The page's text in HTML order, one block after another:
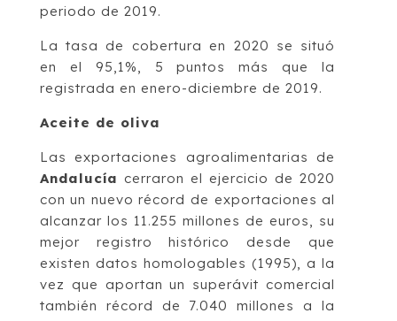
periodo de 2019.
La tasa de cobertura en 2020 se situó
en el 95,1%, 5 puntos más que la
registrada en enero-diciembre de 2019.
Aceite de oliva
Las exportaciones agroalimentarias de
Andalucía cerraron el ejercicio de 2020
con un nuevo récord de exportaciones al
alcanzar los 11.255 millones de euros, su
mejor registro histórico desde que
existen datos homologables (1995), a la
vez que aportan un superávit comercial
también récord de 7.040 millones a la